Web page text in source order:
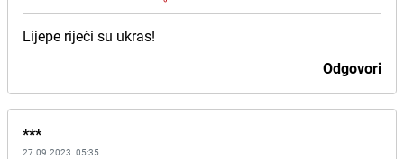
Lijepe riječi su ukras!
Odgovori
***
27.09.2023. 05:35